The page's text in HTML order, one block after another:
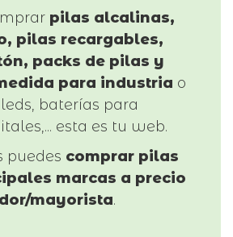
pilas alcalinas,
pilas recargables,
packs de pilas y
para industria o
baterías para
esta es tu web.
puedes comprar pilas
marcas a precio
mayorista.